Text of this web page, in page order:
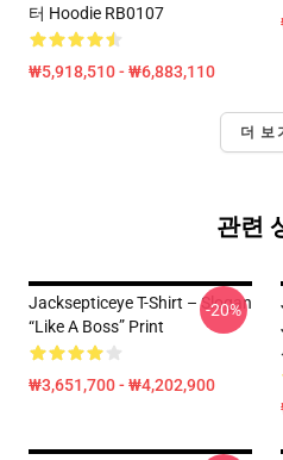
터 Hoodie RB0107
₩5,918,510 - ₩6,883,110
더 보
관련
Jacksepticeye T-Shirt – Slogan
“Like A Boss” Print
₩3,651,700 - ₩4,202,900
-20%